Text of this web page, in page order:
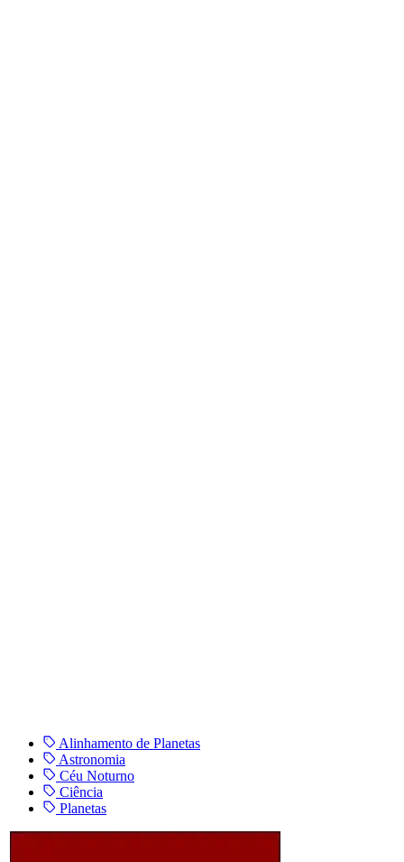
Alinhamento de Planetas
Astronomia
Céu Noturno
Ciência
Planetas